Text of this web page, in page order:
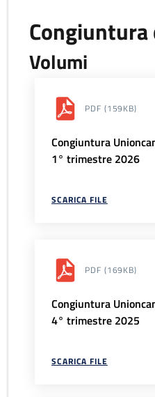
Volumi
PDF (159KB)
Congiuntura
1° trimestre 2026
SCARICA FILE
PDF (169KB)
Congiuntura
4° trimestre 2025
SCARICA FILE